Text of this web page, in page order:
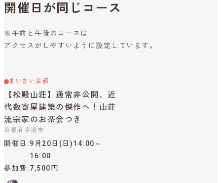
開催日が同じコース
※午前と午後のコースは
アクセスがしやすいように設定しています。
まいまい京都
【松殿山荘】通常非公開、近
代数寄屋建築の傑作へ！山荘
流宗家のお茶会つき
京都府宇治市
開催日
9月20日(日)14:00～
16:00
参加費 7,500円